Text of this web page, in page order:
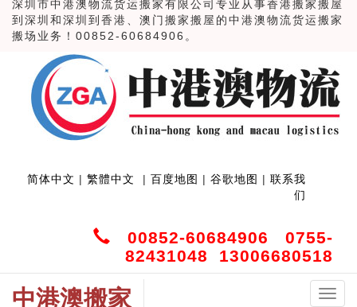
深圳市中港澳物流货运搬家有限公司专业从事香港搬家搬屋
到深圳和深圳到香港、澳门搬家搬屋的中港澳物流货运搬家
搬场业务！00852-60684906。
简体中文 | 繁體中文 | 百度地图 | 谷歌地图 | 联系我
们
00852-60684906 0755-
82431048 13006680518
中
中港澳搬家